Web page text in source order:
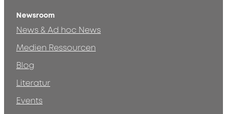
Newsroom
News & Ad hoc News
Medien Ressourcen
Blog
Literatur
Events